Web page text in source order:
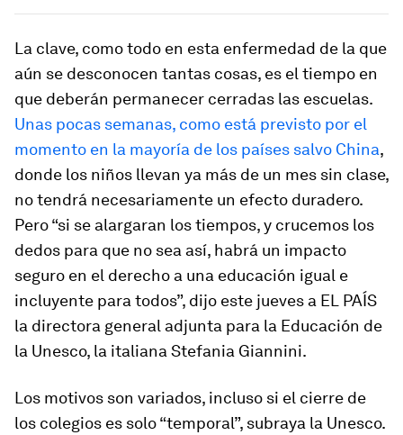
La clave, como todo en esta enfermedad de la que
aún se desconocen tantas cosas, es el tiempo en
que deberán permanecer cerradas las escuelas.
Unas pocas semanas, como está previsto por el
momento en la mayoría de los países salvo China,
donde los niños llevan ya más de un mes sin clase,
no tendrá necesariamente un efecto duradero.
Pero “si se alargaran los tiempos, y crucemos los
dedos para que no sea así, habrá un impacto
seguro en el derecho a una educación igual e
incluyente para todos”, dijo este jueves a EL PAÍS
la directora general adjunta para la Educación de
la Unesco, la italiana Stefania Giannini.
Los motivos son variados, incluso si el cierre de
los colegios es solo “temporal”, subraya la Unesco.